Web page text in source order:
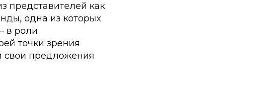
представителей как
одна из которых
в роли
точки зрения
свои предложения